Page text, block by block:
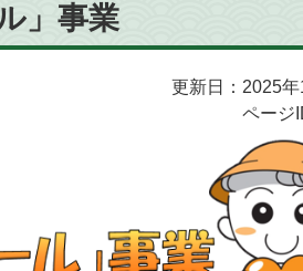
」事業
更新日：2025年
ページ